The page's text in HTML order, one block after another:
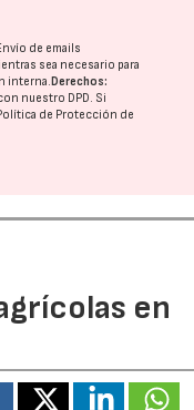
de emails
sea necesario para
interna.Derechos:
nuestro DPD . Si
de Protección de
en